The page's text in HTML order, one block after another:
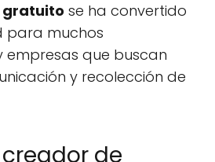
gratuito se ha convertido
para muchos
empresas que buscan
y recolección de
de